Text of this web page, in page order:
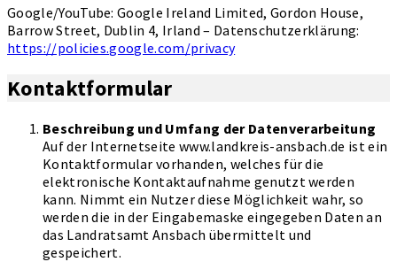
Google/YouTube: Google Ireland Limited, Gordon House,
Barrow Street, Dublin 4, Irland – Datenschutzerklärung:
https://policies.google.com/privacy
Kontaktformular
Beschreibung und Umfang der Datenverarbeitung
Auf der Internetseite www.landkreis-ansbach.de ist ein
Kontaktformular vorhanden, welches für die
elektronische Kontaktaufnahme genutzt werden
kann. Nimmt ein Nutzer diese Möglichkeit wahr, so
werden die in der Eingabemaske eingegeben Daten an
das Landratsamt Ansbach übermittelt und
gespeichert.